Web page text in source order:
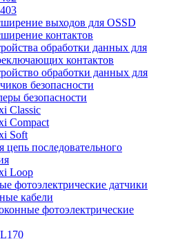
выходов для OSSD
контактов
обработки данных для
контактов
обработки данных для
безопасности
безопасности
Classic
Compact
Soft
цепь последовательного
Loop
фотоэлектрические датчики
кабели
фотоэлектрические